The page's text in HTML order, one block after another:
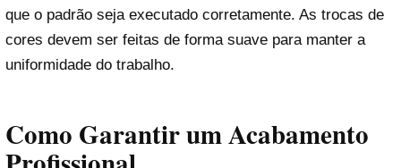
que o padrão seja executado corretamente. As trocas de
cores devem ser feitas de forma suave para manter a
uniformidade do trabalho.
Como Garantir um Acabamento